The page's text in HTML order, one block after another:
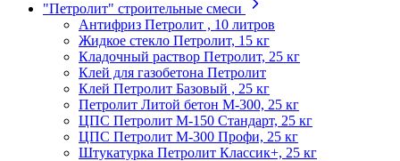
"Петролит" строительные смеси
Антифриз Петролит , 10 литров
Жидкое стекло Петролит, 15 кг
Кладочный раствор Петролит, 25 кг
Клей для газобетона Петролит
Клей Петролит Базовый , 25 кг
Петролит Литой бетон М-300, 25 кг
ЦПС Петролит М-150 Стандарт, 25 кг
ЦПС Петролит М-300 Профи, 25 кг
Штукатурка Петролит Классик+, 25 кг